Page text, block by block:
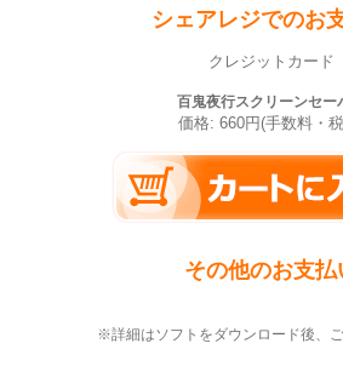
シェアレジでのお
クレジットカード
百鬼夜行スクリーンセー
価格: 660円(手数料・
その他のお支払
※詳細はソフトをダウンロード後、ご